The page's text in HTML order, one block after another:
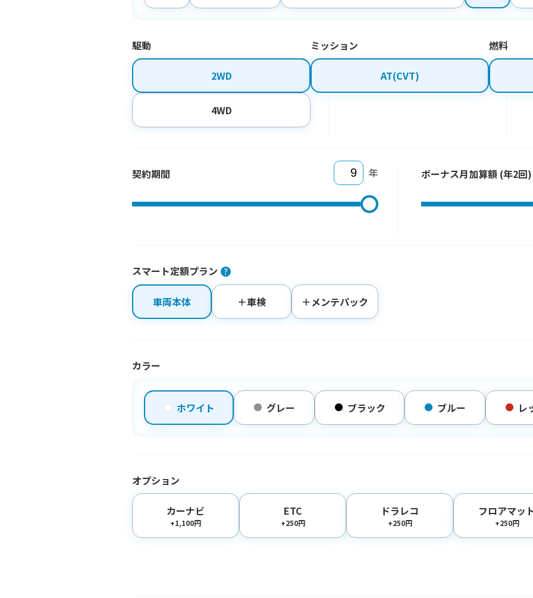
駆動
2WD
4WD
ミッション
AT(CVT)
燃料
契約期間 年 ボーナス月加算額 (年2回)
スマート定額プラン
車両本体 ＋車検 ＋メンテパック
カラー
ホワイト グレー ブラック ブルー レ
オプション
カーナビ
+1,100円
ETC
+250円
ドラレコ
+250円
フロアマッ
+250円